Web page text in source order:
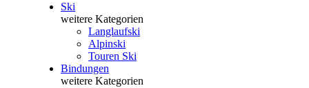
Ski
weitere Kategorien
Langlaufski
Alpinski
Touren Ski
Bindungen
weitere Kategorien